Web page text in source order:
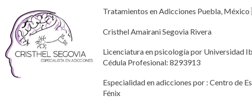
Tratamientos en Adicciones Puebla,
Cristhel Amairani Segovia Rivera
Licenciatura en psicología por Universidad
Cédula Profesional: 8293913
Especialidad en adicciones por : Centro de
Fénix